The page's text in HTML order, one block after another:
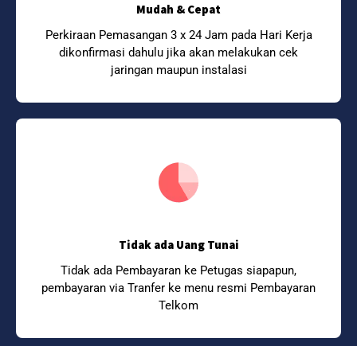
Mudah & Cepat
Perkiraan Pemasangan 3 x 24 Jam pada Hari Kerja
dikonfirmasi dahulu jika akan melakukan cek
jaringan maupun instalasi
Tidak ada Uang Tunai
Tidak ada Pembayaran ke Petugas siapapun,
pembayaran via Tranfer ke menu resmi Pembayaran
Telkom